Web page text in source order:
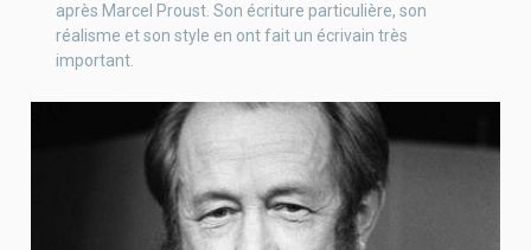
après Marcel Proust. Son écriture particulière, son
réalisme et son style en ont fait un écrivain très
important.